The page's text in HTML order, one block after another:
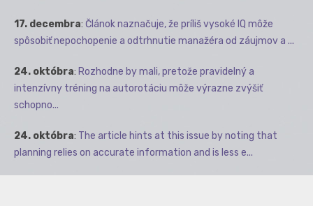
17. decembra: Článok naznačuje, že príliš vysoké IQ môže
spôsobiť nepochopenie a odtrhnutie manažéra od záujmov a ...
24. októbra: Rozhodne by mali, pretože pravidelný a
intenzívny tréning na autorotáciu môže výrazne zvýšiť
schopno...
24. októbra: The article hints at this issue by noting that
planning relies on accurate information and is less e...